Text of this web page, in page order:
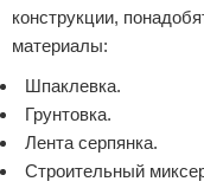
конструкции,
материалы:
Шпаклевка.
Грунтовка.
Лента серпянка.
Строительный